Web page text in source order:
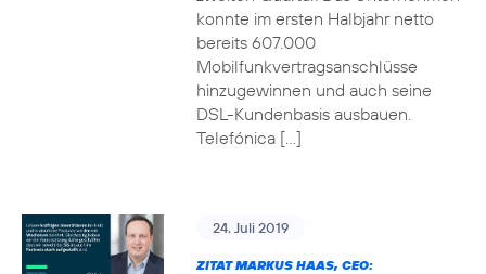
konnte im ersten Halbjahr netto
bereits 607.000
Mobilfunkvertragsanschlüsse
hinzugewinnen und auch seine
DSL-Kundenbasis ausbauen.
Telefónica […]
24. Juli 2019
ZITAT MARKUS HAAS, CEO: